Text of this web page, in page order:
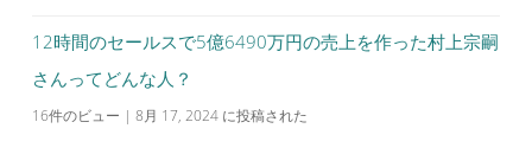
12時間のセールスで5億6490万円の売上を作った村上宗嗣
さんってどんな人？
16件のビュー | 8月 17, 2024 に投稿された